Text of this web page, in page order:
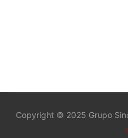
Copyright © 2025 Grupo